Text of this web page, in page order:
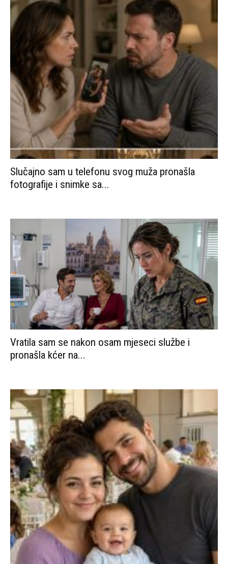
Slučajno sam u telefonu svog muža pronašla
fotografije i snimke sa...
Vratila sam se nakon osam mjeseci službe i
pronašla kćer na...